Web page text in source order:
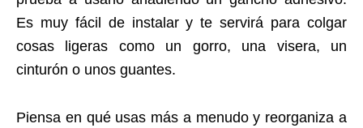
Es muy fácil de instalar y te servirá para colgar
cosas ligeras como un gorro, una visera, un
cinturón o unos guantes.
Piensa en qué usas más a menudo y reorganiza a